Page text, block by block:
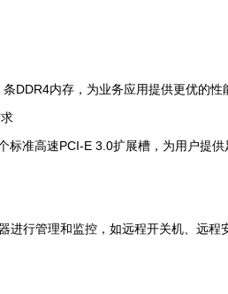
DDR4内存，为业务应用提供更优的性
标准高速PCI-E 3.0扩展槽，为用户提
进行管理和监控，如远程开关机、远